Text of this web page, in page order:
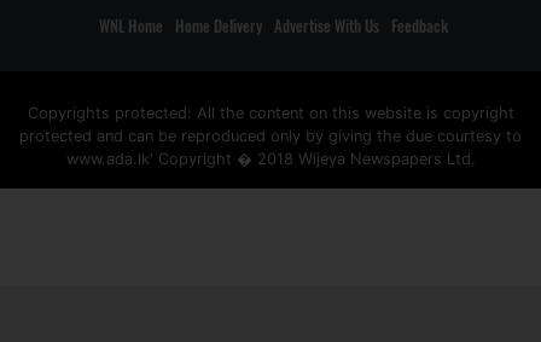
WNL Home Home Delivery Advertise With Us Feedback
Copyrights protected: All the content on this website is copyright
protected and can be reproduced only by giving the due courtesy to
www.ada.lk' Copyright � 2018 Wijeya Newspapers Ltd.